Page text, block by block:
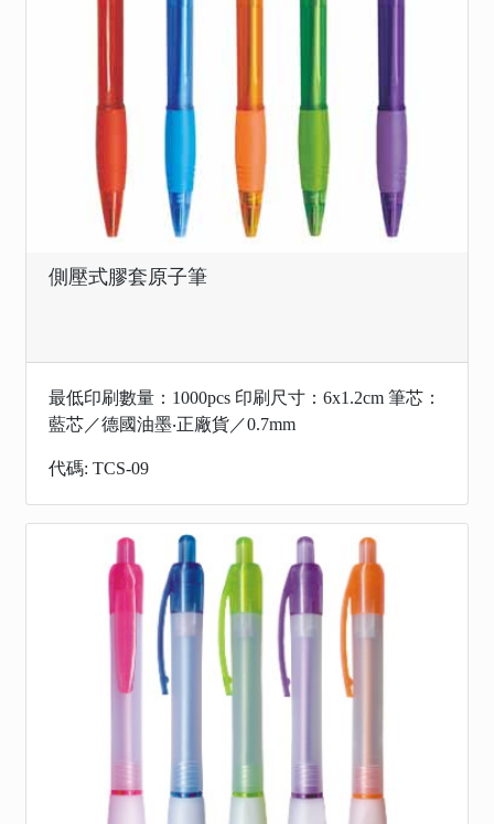
側壓式膠套原子筆
最低印刷數量：1000pcs 印刷尺寸：6x1.2cm 筆芯：
藍芯／德國油墨‧正廠貨／0.7mm
代碼: TCS-09